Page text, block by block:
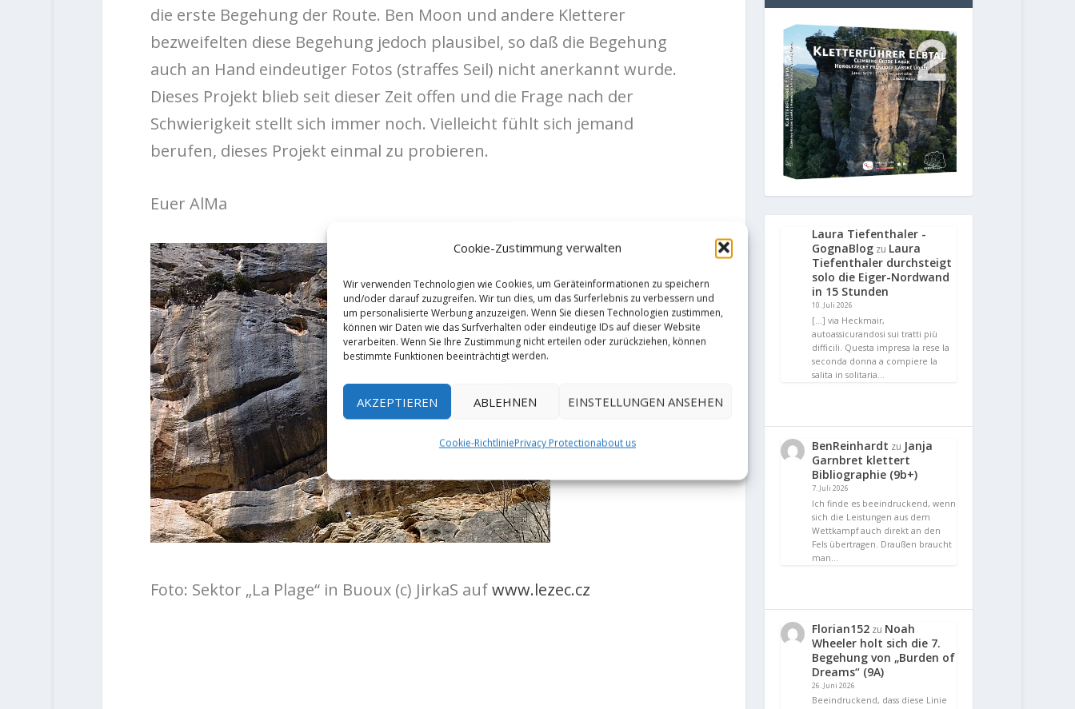
Cookie-Zustimmung verwalten
Wir verwenden Technologien wie Cookies, um Geräteinformationen zu speichern
und/oder darauf zuzugreifen. Wir tun dies, um das Surferlebnis zu verbessern und
um personalisierte Werbung anzuzeigen. Wenn Sie diesen Technologien zustimmen,
können wir Daten wie das Surfverhalten oder eindeutige IDs auf dieser Website
verarbeiten. Wenn Sie Ihre Zustimmung nicht erteilen oder zurückziehen, können
bestimmte Funktionen beeinträchtigt werden.
AKZEPTIEREN ABLEHNEN EINSTELLUNGEN ANSEHEN
Cookie-RichtliniePrivacy Protectionabout us
die erste Begehung der Route. Ben Moon und andere Kletterer
bezweifelten diese Begehung jedoch plausibel, so daß die Begehung
auch an Hand eindeutiger Fotos (straffes Seil) nicht anerkannt wurde.
Dieses Projekt blieb seit dieser Zeit offen und die Frage nach der
Schwierigkeit stellt sich immer noch. Vielleicht fühlt sich jemand
berufen, dieses Projekt einmal zu probieren.
Euer AlMa
Foto: Sektor „La Plage“ in Buoux (c) JirkaS aufwww.lezec.cz
Laura Tiefenthaler -
GognaBlog zu Laura
Tiefenthaler durchsteigt
solo die Eiger-Nordwand
in 15 Stunden
10. Juli 2026
[…] via Heckmair,
autoassicurandosi sui tratti più
difficili. Questa impresa la rese la
seconda donna a compiere la
salita in solitaria…
BenReinhardt zu Janja
Garnbret klettert
Bibliographie (9b+)
7. Juli 2026
Ich finde es beeindruckend, wenn
sich die Leistungen aus dem
Wettkampf auch direkt an den
Fels übertragen. Draußen braucht
man…
Florian152 zu Noah
Wheeler holt sich die 7.
Begehung von „Burden of
Dreams“ (9A)
26. Juni 2026
Beeindruckend, dass diese Linie